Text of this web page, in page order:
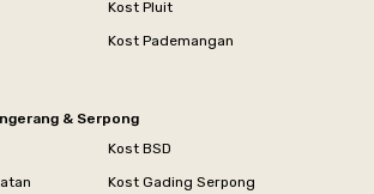
Kost Pluit
Kost Pademangan
& Serpong
Kost BSD
Kost Gading Serpong